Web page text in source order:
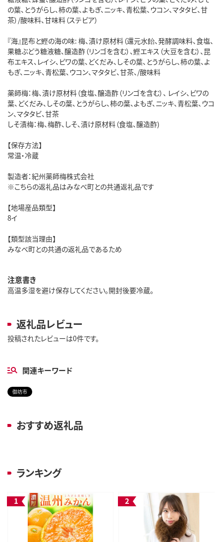
の葉、とうがらし、柿の葉、よもぎ、ニッキ、青松葉、ウコン、マタタビ、甘
茶）/酸味料、甘味料（ステビア）
『海』昆布と鰹の海の味: 梅、漬け原材料（還元水飴、発酵調味料、食塩、
果糖ぶどう糖液糖、醸造酢（リンゴを含む）、鰹エキス（大豆を含む）、昆
布エキス、レイシ、ビワの葉、どくだみ、しその葉、とうがらし、柿の葉、よ
もぎ、ニッキ、青松葉、ウコン、マタタビ、甘茶、/酸味料
薬師梅：梅、漬け原材料（食塩、醸造酢（リンゴを含む）、 レイシ、ビワの
葉、どくだみ、しその葉、とうがらし、柿の葉、よもぎ、ニッキ、青松葉、ウコ
ン、マタタビ、甘茶
しそ漬梅：梅、梅酢、しそ、漬け原材料（食塩、醸造酢)
【保存方法】
常温・冷蔵
製造者：紀州薬師梅株式会社
※こちらの返礼品はみなべ町との共通返礼品です
【地場産品類型】
8イ
【類型該当理由】
みなべ町との共通の返礼品であるため
注意書き
高温多湿を避け保存してください。開封後要冷蔵。
返礼品レビュー
投稿されたレビューは0件です。
関連キーワード
御坊市
おすすめ返礼品
ランキング